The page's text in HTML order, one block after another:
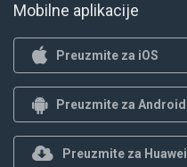
Mobilne aplikacije
Preuzmite za iOS
Preuzmite za Android
Preuzmite za Huawei